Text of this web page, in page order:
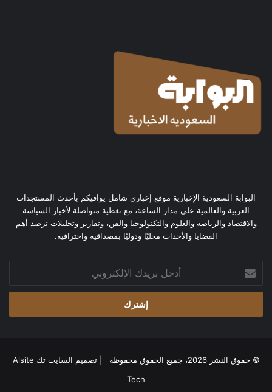
البوابة السعودية الإخبارية موقع إخباري شامل يوافيكم بأحدث المستجدات
العربية والعالمية على مدار الساعة، مع تغطية متواصلة لأخبار السياسة
والاقتصاد والرياضة والعلوم والتكنولوجيا والفن، وتقارير وتحليلات ترصد أهم
القضايا والأحداث محليًا ودوليًا بمصداقية واحترافية.
بريدك
الإلكتروني
© حقوق النشر 2026، جميع الحقوق محفوظة | تصميم
السايت تك Alsite
Tech